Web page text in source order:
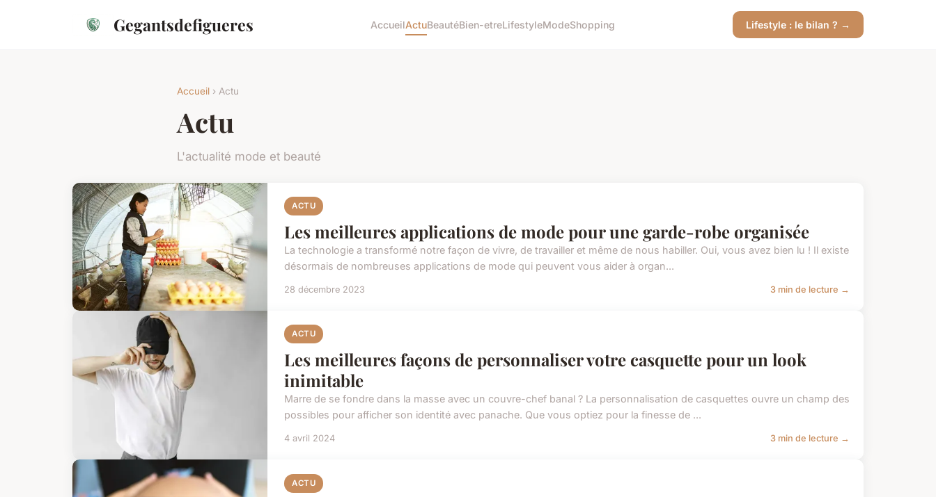
Gegantsdefigueres AccueilActuBeautéBien-etreLifestyleModeShopping Lifestyle : le bilan ? →
Accueil › Actu
Actu
L'actualité mode et beauté
ACTU
Les meilleures applications de mode pour une garde-robe organisée
La technologie a transformé notre façon de vivre, de travailler et même de nous habiller. Oui, vous avez bien lu ! Il existe
désormais de nombreuses applications de mode qui peuvent vous aider à organ...
28 décembre 2023 3 min de lecture →
ACTU
Les meilleures façons de personnaliser votre casquette pour un look
inimitable
Marre de se fondre dans la masse avec un couvre-chef banal ? La personnalisation de casquettes ouvre un champ des
possibles pour afficher son identité avec panache. Que vous optiez pour la finesse de ...
4 avril 2024 3 min de lecture →
ACTU